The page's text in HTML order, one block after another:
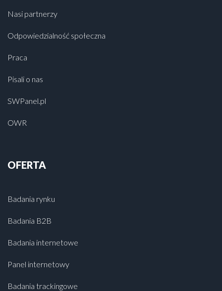
Nasi partnerzy
Odpowiedzialność społeczna
Praca
Pisali o nas
SWPanel.pl
OWR
OFERTA
Badania rynku
Badania B2B
Badania internetowe
Panel internetowy
Badania trackingowe